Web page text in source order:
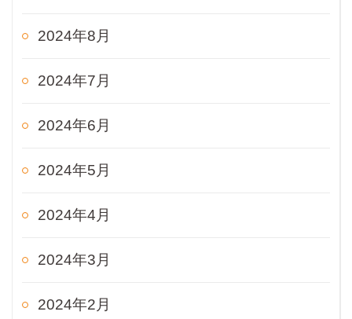
2024年8月
2024年7月
2024年6月
2024年5月
2024年4月
2024年3月
2024年2月